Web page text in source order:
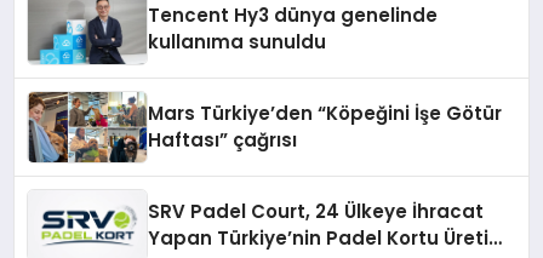
Tencent Hy3 dünya genelinde
kullanıma sunuldu
Mars Türkiye’den “Köpeğini İşe Götür
Haftası” çağrısı
SRV Padel Court, 24 Ülkeye İhracat
Yapan Türkiye’nin Padel Kortu Üretim